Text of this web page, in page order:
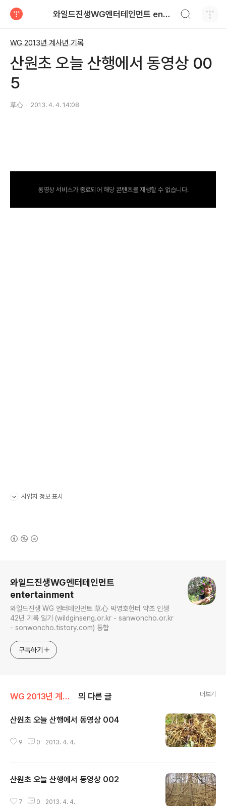
와일드진생WG엔터테인먼트 entertainment
WG 2013년 계사년 기록
산원초 오늘 산행에서 동영상 00
5
草心 2013. 4. 4. 14:08
동영상 서비스가 종료되어 해당 콘텐츠를 재생할 수 없습니다.
사업자 정보 표시
와일드진생WG엔터테인먼트
entertainment
와일드진생 WG 엔터테인먼트 草心 박영호헌터 약초 인생
42년 기록 일기 (wildginseng.or.kr - sanwoncho.or.kr
- sonwoncho.tistory.com) 통합
구독하기
WG 2013년 계사년 기록 의 다른 글 더보기
산원초 오늘 산행에서 동영상 004
9 0 2013. 4. 4.
산원초 오늘 산행에서 동영상 002
7 0 2013. 4. 4.